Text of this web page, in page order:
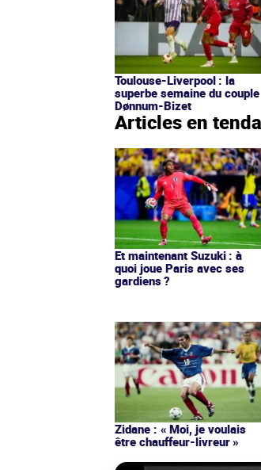
Toulouse-Liverpool : la
superbe semaine du couple
Dønnum-Bizet
Articles en
Et maintenant Suzuki : à
quoi joue Paris avec ses
gardiens ?
Zidane : « Moi, je voulais
être chauffeur-livreur »